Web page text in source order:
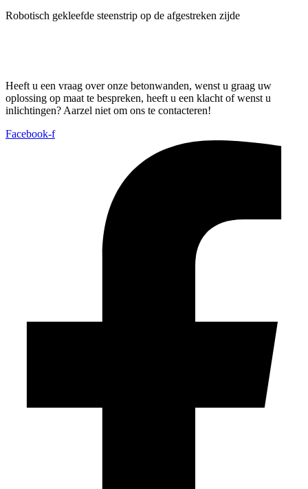
Robotisch gekleefde steenstrip op de afgestreken zijde
Heeft u een vraag over onze betonwanden, wenst u graag uw
oplossing op maat te bespreken, heeft u een klacht of wenst u
inlichtingen? Aarzel niet om ons te contacteren!
Facebook-f